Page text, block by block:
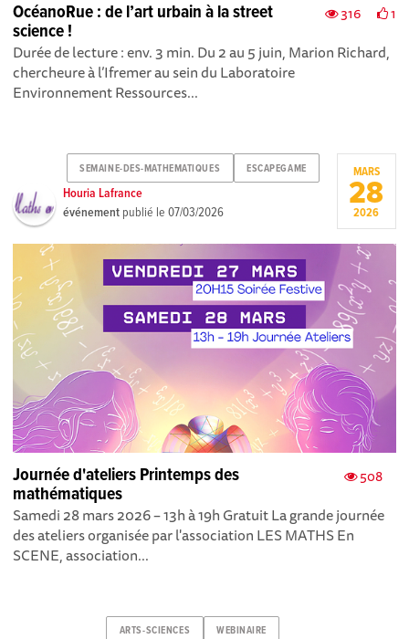
316 1
OcéanoRue : de l’art urbain à la street
science !
Durée de lecture : env. 3 min. Du 2 au 5 juin, Marion Richard,
chercheure à l’Ifremer au sein du Laboratoire
Environnement Ressources...
SEMAINE-DES-MATHEMATIQUES ESCAPEGAME
Houria Lafrance
événement publié le07/03/2026
MARS
28
2026
508
Journée d'ateliers Printemps des
mathématiques
Samedi 28 mars 2026 – 13h à 19h Gratuit La grande journée
des ateliers organisée par l'association LES MATHS En
SCENE, association...
ARTS-SCIENCES WEBINAIRE